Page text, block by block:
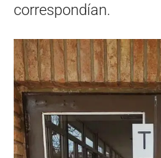
correspondían.